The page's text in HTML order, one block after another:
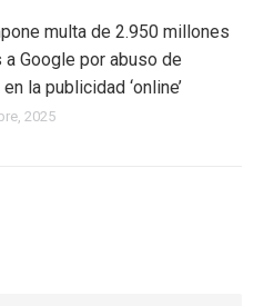
multa de 2.950 millones
a Google por abuso de
la publicidad ‘online’
2025